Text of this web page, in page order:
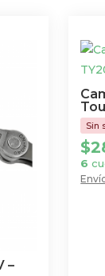
–
$
6